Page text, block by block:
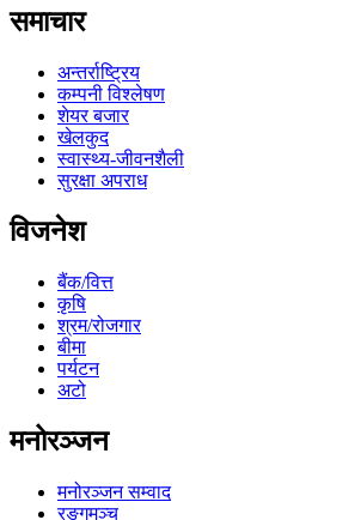
समाचार
अन्तर्राष्ट्रिय
कम्पनी विश्लेषण
शेयर बजार
खेलकुद
स्वास्थ्य-जीवनशैली
सुरक्षा अपराध
विजनेश
बैंक/वित्त
कृषि
श्रम/रोजगार
बीमा
पर्यटन
अटो
मनोरञ्जन
मनोरञ्जन सम्वाद
रङ्गमञ्च